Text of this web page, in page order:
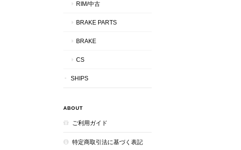
RIM/中古
BRAKE PARTS
BRAKE
CS
SHIPS
ABOUT
ご利用ガイド
特定商取引法に基づく表記